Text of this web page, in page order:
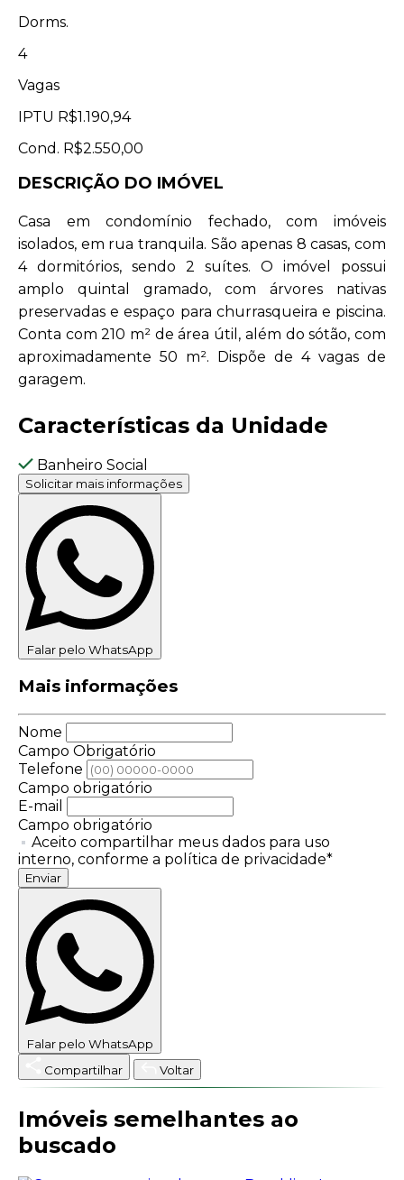
Dorms.
4
Vagas
IPTU R$1.190,94
Cond. R$2.550,00
DESCRIÇÃO DO IMÓVEL
Casa em condomínio fechado, com imóveis
isolados, em rua tranquila. São apenas 8 casas, com
4 dormitórios, sendo 2 suítes. O imóvel possui
amplo quintal gramado, com árvores nativas
preservadas e espaço para churrasqueira e piscina.
Conta com 210 m² de área útil, além do sótão, com
aproximadamente 50 m². Dispõe de 4 vagas de
garagem.
Características da Unidade
Banheiro Social
Solicitar mais informações
Falar pelo WhatsApp
Mais informações
Nome
Campo Obrigatório
Telefone
Campo obrigatório
E-mail
Campo obrigatório
Aceito compartilhar meus dados para uso
interno, conforme a política de privacidade*
Enviar
Falar pelo WhatsApp
Compartilhar
Voltar
Imóveis semelhantes ao
buscado